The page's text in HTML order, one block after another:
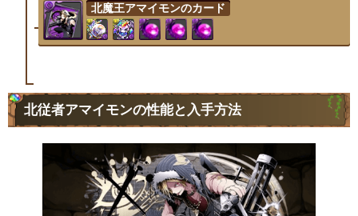
北魔王アマイモンのカード
北従者アマイモンの性能と入手方法